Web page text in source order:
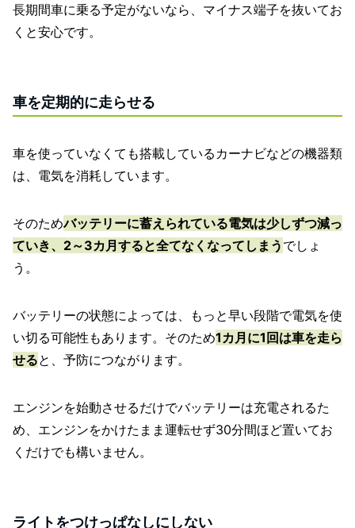
長期間車に乗る予定がないなら、マイナス端子を抜いてお
くと安心です。
車を定期的に走らせる
車を使っていなくても搭載しているカーナビなどの機器類
は、電気を消耗しています。
そのためバッテリーに蓄えられている電気は少しずつ減っ
ていき、2～3カ月すると全てなくなってしまう でしょ
う。
バッテリーの状態によっては、もっと早い段階で電気を使
い切る可能性もあります。そのため1カ月に1回は車を走ら
せると、予防につながります。
エンジンを始動させるだけでバッテリーは充電されるた
め、エンジンをかけたまま運転せず30分間ほど置いてお
くだけでも構いません。
ライトをつけっぱなしにしない